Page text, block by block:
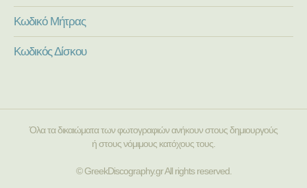
Κωδικό Μήτρας
Κωδικός Δίσκου
Όλα τα δικαιώματα των φωτογραφιών ανήκουν στους δημιουργούς
ή στους νόμιμους κατόχους τους.
© GreekDiscography.gr All rights reserved.